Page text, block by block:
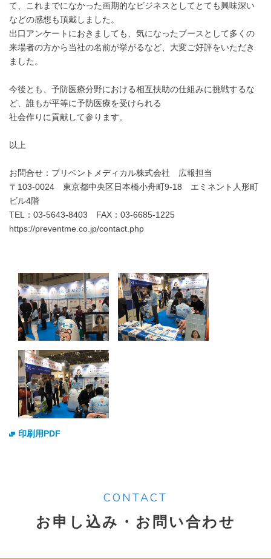
て、これまでになかった画期的なビジネスとしてとても興味深い
などの感想も頂戴しました。
出口アンケートにおきましても、気になったブースとして多くの
来場者の方から当社の名前が挙がるなど、大変ご好評をいただき
ました。
今後とも、予防医療分野における相互扶助の仕組みに挑戦するな
ど、誰もが平等に予防医療を受けられる
社会作りに貢献して参ります。
以上
お問合せ：プリベントメディカル株式会社 広報担当
〒103-0024 東京都中央区日本橋小舟町9-18 エミネント人形町
ビル4階
TEL：03-5643-8403 FAX：03-6685-1225
https://preventme.co.jp/contact.php
印刷用PDF
CONTACT
お申し込み・お問い合わせ